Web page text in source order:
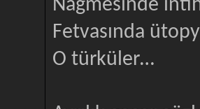
Nağmesinde
Fetvasında
O türküler…